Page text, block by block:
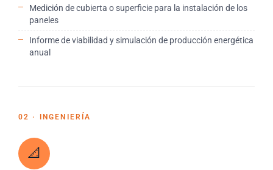
Medición de cubierta o superficie para la instalación de los
paneles
Informe de viabilidad y simulación de producción energética
anual
02 · INGENIERÍA
📐